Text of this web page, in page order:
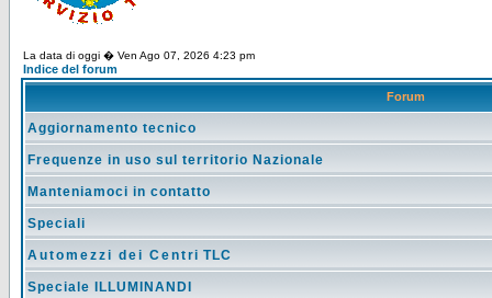
La data di oggi � Ven Ago 07, 2026 4:23 pm
Indice del forum
Forum
Aggiornamento tecnico
Frequenze in uso sul territorio Nazionale
Manteniamoci in contatto
Speciali
Automezzi dei Centri TLC
Speciale ILLUMINANDI